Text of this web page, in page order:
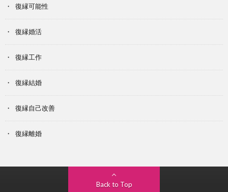
復縁可能性
復縁婚活
復縁工作
復縁結婚
復縁自己改善
復縁離婚
Back to Top